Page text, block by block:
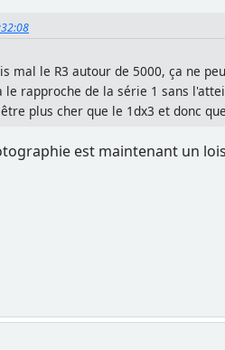
mal le R3 autour de 5000, ça ne
rapproche de la série 1 sans
plus cher que le 1dx3 et donc
est maintenant un